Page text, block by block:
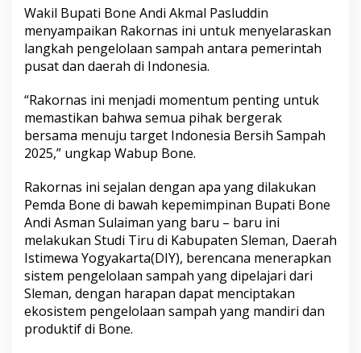
Wakil Bupati Bone Andi Akmal Pasluddin
menyampaikan Rakornas ini untuk menyelaraskan
langkah pengelolaan sampah antara pemerintah
pusat dan daerah di Indonesia.
“Rakornas ini menjadi momentum penting untuk
memastikan bahwa semua pihak bergerak
bersama menuju target Indonesia Bersih Sampah
2025,” ungkap Wabup Bone.
Rakornas ini sejalan dengan apa yang dilakukan
Pemda Bone di bawah kepemimpinan Bupati Bone
Andi Asman Sulaiman yang baru – baru ini
melakukan Studi Tiru di Kabupaten Sleman, Daerah
Istimewa Yogyakarta(DIY), berencana menerapkan
sistem pengelolaan sampah yang dipelajari dari
Sleman, dengan harapan dapat menciptakan
ekosistem pengelolaan sampah yang mandiri dan
produktif di Bone.